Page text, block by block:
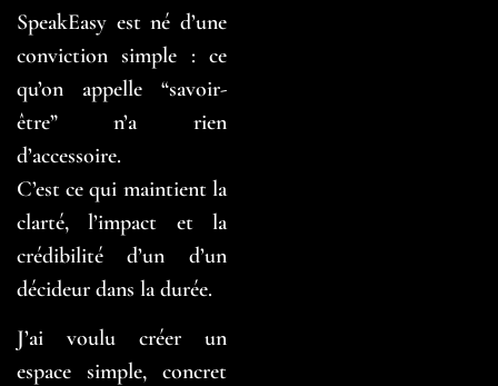
SpeakEasy est né d’une
conviction simple : ce
qu’on appelle “savoir-
être” n’a rien
d’accessoire.
C’est ce qui maintient la
clarté, l’impact et la
crédibilité d’un d’un
décideur dans la durée.
J’ai voulu créer un
espace simple, concret